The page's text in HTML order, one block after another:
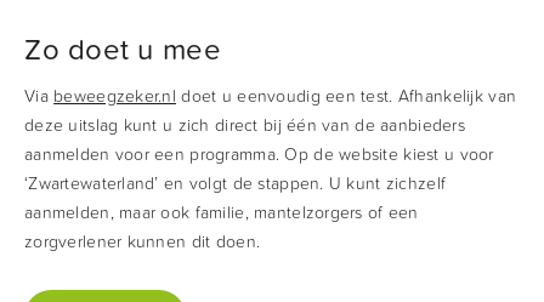
Zo doet u mee
Via beweegzeker.nl doet u eenvoudig een test. Afhankelijk van
deze uitslag kunt u zich direct bij één van de aanbieders
aanmelden voor een programma. Op de website kiest u voor
‘Zwartewaterland’ en volgt de stappen. U kunt zichzelf
aanmelden, maar ook familie, mantelzorgers of een
zorgverlener kunnen dit doen.